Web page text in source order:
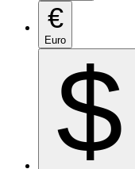
€
Euro
$